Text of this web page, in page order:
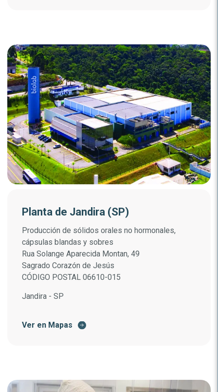
Planta de Jandira (SP)
Producción de sólidos orales no hormonales,
cápsulas blandas y sobres
Rua Solange Aparecida Montan, 49
Sagrado Corazón de Jesús
CÓDIGO POSTAL 06610-015
Jandira - SP
Ver en Mapas